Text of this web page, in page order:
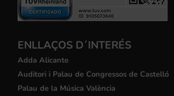
ENLLAÇOS D´INTERÉS
Adda Alicante
Auditori i Palau de Congressos de Castelló
Palau de la Música València